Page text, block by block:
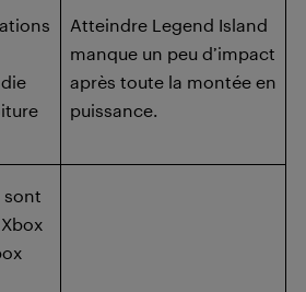
Atteindre Legend Island
manque un peu d’impact
après toute la montée en
puissance.
sont